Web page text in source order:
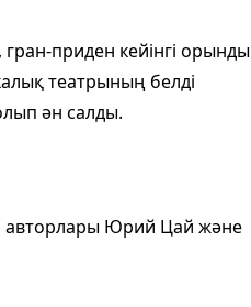
приден кейінгі орынды
театрының белді
ән салды.
Юрий Цай және